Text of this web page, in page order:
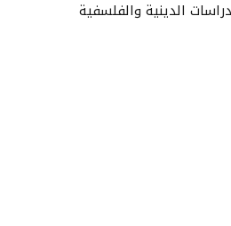
الدينية والفلسفية